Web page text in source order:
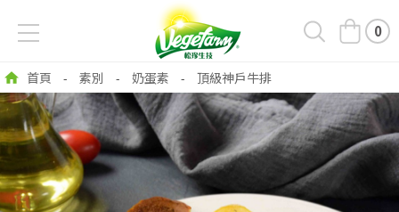
0
首頁 - 素別 - 奶蛋素 - 頂級神戶牛排